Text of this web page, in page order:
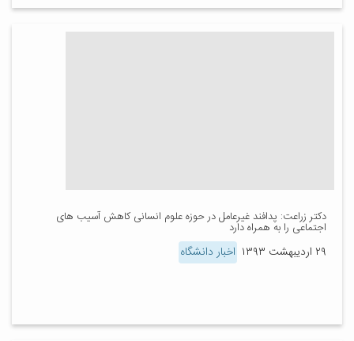
دکتر زراعت: پدافند غیرعامل در حوزه علوم انسانی کاهش آسیب های
اجتماعی را به همراه دارد
۲۹ اردیبهشت ۱۳۹۳ اخبار دانشگاه